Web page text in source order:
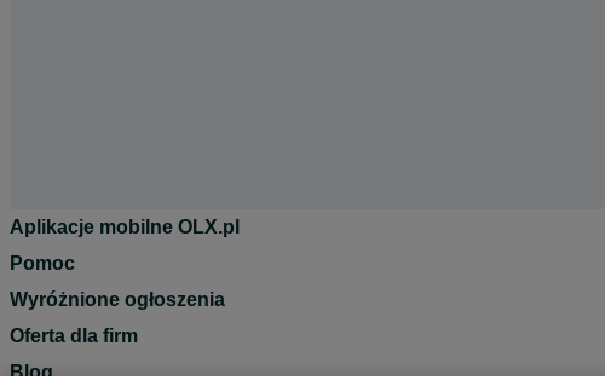
Aplikacje mobilne OLX.pl
Pomoc
Wyróżnione ogłoszenia
Oferta dla firm
Blog